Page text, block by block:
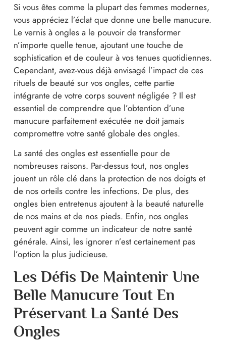
Si vous êtes comme la plupart des femmes modernes,
vous appréciez l’éclat que donne une belle manucure.
Le vernis à ongles a le pouvoir de transformer
n’importe quelle tenue, ajoutant une touche de
sophistication et de couleur à vos tenues quotidiennes.
Cependant, avez-vous déjà envisagé l’impact de ces
rituels de beauté sur vos ongles, cette partie
intégrante de votre corps souvent négligée ? Il est
essentiel de comprendre que l’obtention d’une
manucure parfaitement exécutée ne doit jamais
compromettre votre santé globale des ongles.
La santé des ongles est essentielle pour de
nombreuses raisons. Par-dessus tout, nos ongles
jouent un rôle clé dans la protection de nos doigts et
de nos orteils contre les infections. De plus, des
ongles bien entretenus ajoutent à la beauté naturelle
de nos mains et de nos pieds. Enfin, nos ongles
peuvent agir comme un indicateur de notre santé
générale. Ainsi, les ignorer n’est certainement pas
l’option la plus judicieuse.
Les Défis De Maintenir Une
Belle Manucure Tout En
Préservant La Santé Des
Ongles